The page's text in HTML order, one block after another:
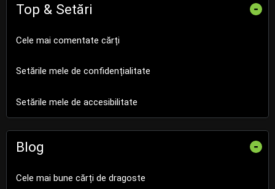
Top & Setări -
Cele mai comentate cărți
Setările mele de confidențialitate
Setările mele de accesibilitate
Blog -
Cele mai bune cărți de dragoste